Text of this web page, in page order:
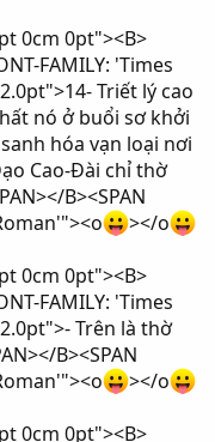
0cm 0pt"><B>
FAMILY: 'Times
Triết lý cao
nó ở buổi sơ khởi
hóa vạn loại nơi
Cao-Đài chỉ thờ
B><SPAN
></o
0cm 0pt"><B>
FAMILY: 'Times
Trên là thờ
B><SPAN
></o
0cm 0pt"><B>